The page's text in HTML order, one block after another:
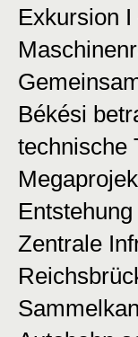
Exkursion
Békési
technische
Zentrale